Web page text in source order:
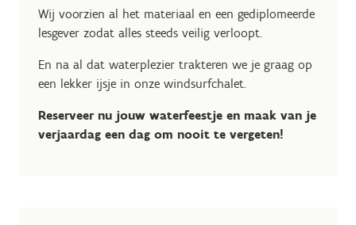
Wij voorzien al het materiaal en een gediplomeerde
lesgever zodat alles steeds veilig verloopt.
En na al dat waterplezier trakteren we je graag op
een lekker ijsje in onze windsurfchalet.
Reserveer nu jouw waterfeestje en maak van je
verjaardag een dag om nooit te vergeten!